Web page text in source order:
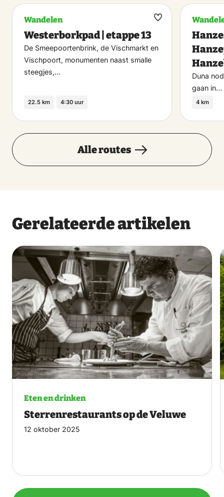
Wandelen
Westerborkpad | etappe 13
De Smeepoortenbrink, de Vischmarkt en
Vischpoort, monumenten naast smalle
steegjes,…
22.5 km 4:30 uur
Maak
Duna
gaan in…
4 km
Alle routes
Gerelateerde artikelen
Eten en drinken
Sterrenrestaurants op de Veluwe
12 oktober 2025